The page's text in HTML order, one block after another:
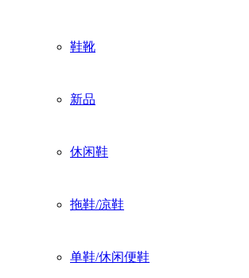
鞋靴
新品
休闲鞋
拖鞋/凉鞋
单鞋/休闲便鞋